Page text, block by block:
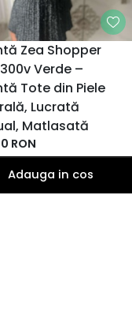
Zea Shopper
Verde –
Tote din Piele
Lucrată
Matlasată
RON
Adauga in cos